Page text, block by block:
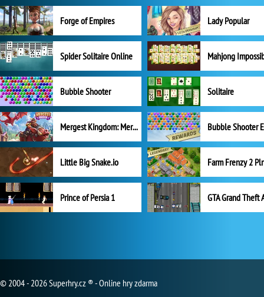
Forge of Empires Lady Popular
Spider Solitaire Online Mahjong
Bubble Shooter Solitaire
Mergest Kingdom: Merge Puzzle
Little Big Snake.io
Prince of Persia 1 GTA Grand Theft
© 2004 - 2026 Superhry.cz ® - Online hry zdarma